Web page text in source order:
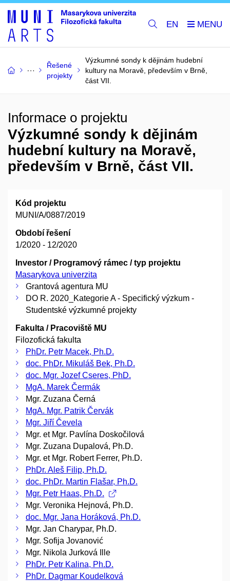
EN
Řešené
projekty
Výzkumné sondy k dějinám hudební
kultury na Moravě, především v Brně,
část VII.
Informace o projektu
Výzkumné sondy k dějinám
hudební kultury na Moravě,
především v Brně, část VII.
Kód projektu
MUNI/A/0887/2019
Období řešení
1/2020 - 12/2020
Investor / Programový rámec / typ projektu
Masarykova univerzita
Grantová agentura MU
DO R. 2020_Kategorie A - Specifický výzkum -
Studentské výzkumné projekty
Fakulta / Pracoviště MU
Filozofická fakulta
PhDr. Petr Macek, Ph.D.
doc. PhDr. Mikuláš Bek, Ph.D.
doc. Mgr. Jozef Cseres, PhD.
MgA. Marek Čermák
Mgr. Zuzana Černá
MgA. Mgr. Patrik Červák
Mgr. Jiří Čevela
Mgr. et Mgr. Pavlína Doskočilová
Mgr. Zuzana Dupalová, Ph.D.
Mgr. et Mgr. Robert Ferrer, Ph.D.
PhDr. Aleš Filip, Ph.D.
doc. PhDr. Martin Flašar, Ph.D.
Mgr. Petr Haas, Ph.D.
Mgr. Veronika Hejnová, Ph.D.
doc. Mgr. Jana Horáková, Ph.D.
Mgr. Jan Charypar, Ph.D.
Mgr. Sofija Jovanović
Mgr. Nikola Jurková Ille
PhDr. Petr Kalina, Ph.D.
PhDr. Dagmar Koudelková